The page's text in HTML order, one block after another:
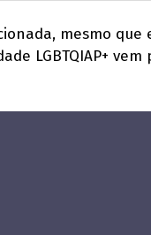
mesmo que
LGBTQIAP+